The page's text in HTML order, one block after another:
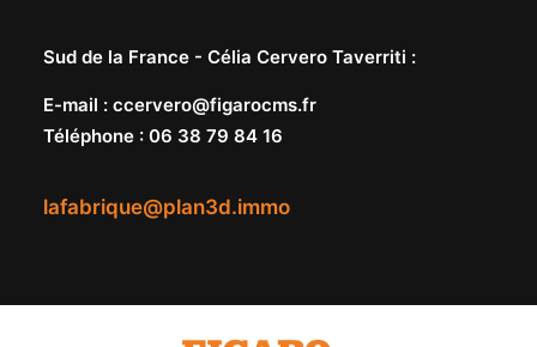
lafabrique@plan3d.immo
Sud de la France - Célia Cervero Taverriti :
E-mail : ccervero@figarocms.fr
Téléphone : 06 38 79 84 16